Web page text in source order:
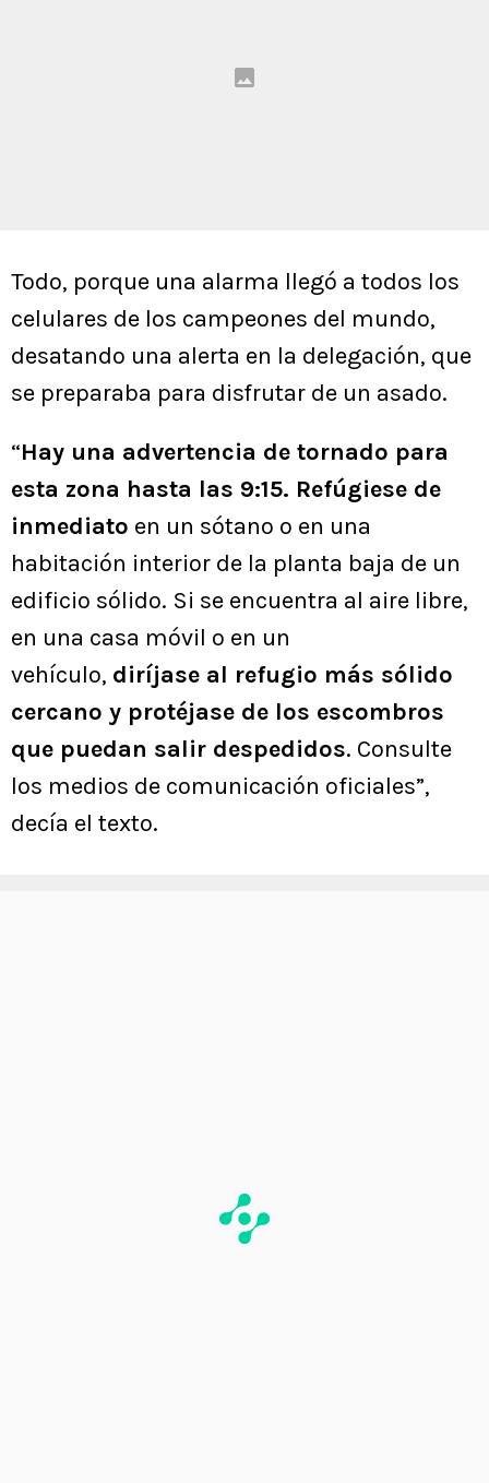
Todo, porque una alarma llegó a todos los
celulares de los campeones del mundo,
desatando una alerta en la delegación, que
se preparaba para disfrutar de un asado.
“Hay una advertencia de tornado para
esta zona hasta las 9:15. Refúgiese de
inmediato en un sótano o en una
habitación interior de la planta baja de un
edificio sólido. Si se encuentra al aire libre,
en una casa móvil o en un
vehículo, diríjase al refugio más sólido
cercano y protéjase de los escombros
que puedan salir despedidos. Consulte
los medios de comunicación oficiales”,
decía el texto.